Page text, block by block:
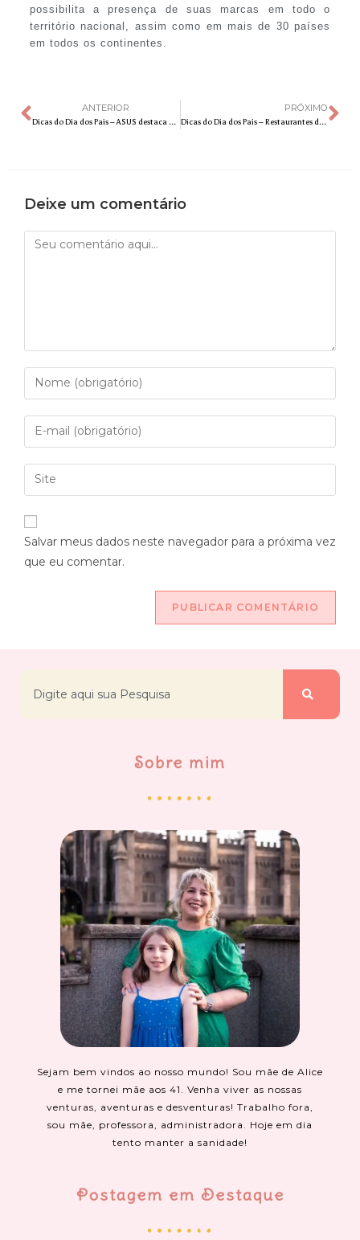
possibilita a presença de suas marcas em todo o
território nacional, assim como em mais de 30 países
em todos os continentes.
ANTERIOR
Dicas do Dia dos Pais – ASUS destaca novidades e sugestões para o Dia dos Pais
PRÓXIMO
Dicas do Dia dos Pais – Restaurantes do Galleria Shopping oferecem opções deliciosas de delivery para celebrar o Dia dos Pais
Deixe um comentário
Salvar meus dados neste navegador para a próxima vez
que eu comentar.
Sobre mim
Sejam bem vindos ao nosso mundo! Sou mãe de Alice
e me tornei mãe aos 41. Venha viver as nossas
venturas, aventuras e desventuras! Trabalho fora,
sou mãe, professora, administradora. Hoje em dia
tento manter a sanidade!
Postagem em Destaque